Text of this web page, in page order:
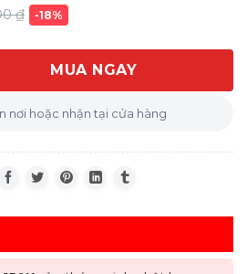
₫ -18%
Crystal Bohemia 20.5cm số
MUA NGAY
nơi hoặc nhận tại cửa hàng